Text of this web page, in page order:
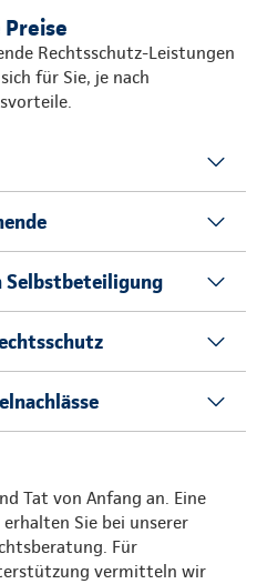
Rechtsschutz-Leistungen
für Sie, je nach
Selbstbeteiligung
Tat von Anfang an. Eine
Sie bei unserer
Für
vermitteln wir